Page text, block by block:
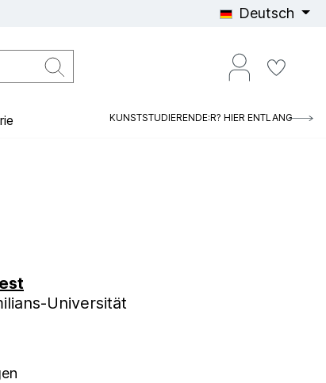
Deutsch
KUNSTSTUDIERENDE:R? HIER ENTLANG
Universität